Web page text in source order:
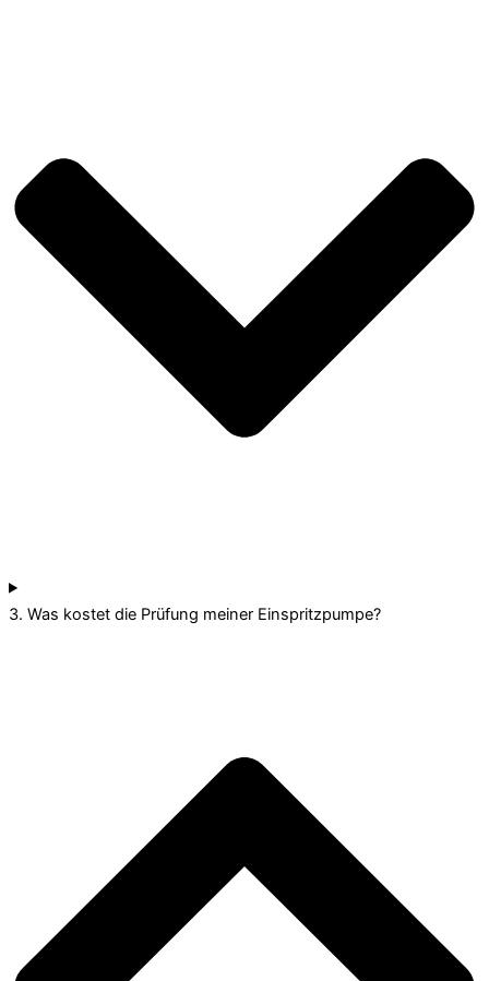
3. Was kostet die Prüfung meiner Einspritzpumpe?